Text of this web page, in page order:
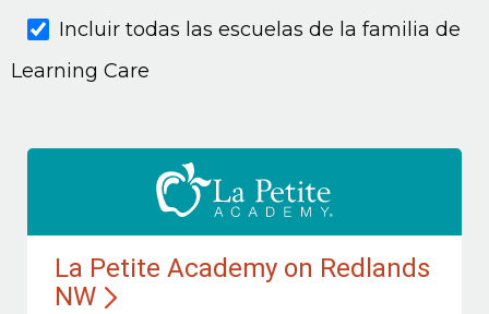
Incluir todas las escuelas de la familia de
Learning Care
La Petite Academy on Redlands
NW